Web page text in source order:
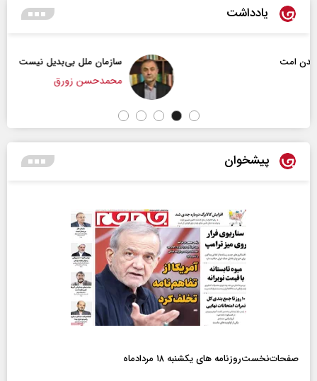
یادداشت
سازمان ملل بی‌بدیل نیست
محمدحسن زورق
پیشخوان
صفحات‌نخست‌روزنامه ها‌ی یکشنبه ۱۸ مردادماه